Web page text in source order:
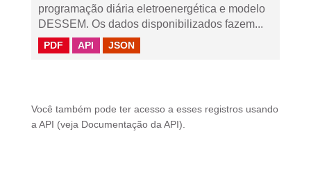
programação diária eletroenergética e modelo
DESSEM. Os dados disponibilizados fazem...
PDF API JSON
Você também pode ter acesso a esses registros usando
a API (veja Documentação da API ).